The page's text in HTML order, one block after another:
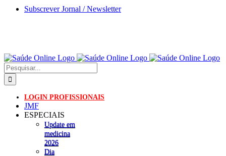
Skip
Subscrever Jornal / Newsletter
Pesquisar
LOGIN PROFISSIONAIS
JMF
ESPECIAIS
Update em
medicina
2026
Dia